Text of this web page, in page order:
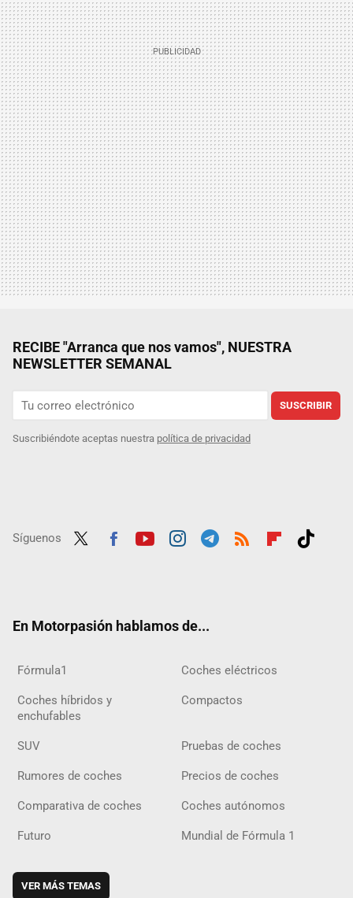
RECIBE "Arranca que nos vamos", NUESTRA
NEWSLETTER SEMANAL
SUSCRIBIR
Suscribiéndote aceptas nuestra política de privacidad
Síguenos
En Motorpasión hablamos de...
Fórmula1 Coches eléctricos
Coches híbridos y
enchufables
Compactos
SUV Pruebas de coches
Rumores de coches Precios de coches
Comparativa de coches Coches autónomos
Futuro Mundial de Fórmula 1
VER MÁS TEMAS